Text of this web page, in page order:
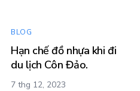
BLOG
Hạn chế đồ nhựa khi đi
du lịch Côn Đảo.
7 thg 12, 2023